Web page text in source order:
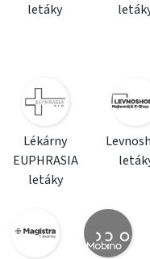
letáky
Lékárny
EUPHRASIA
letáky